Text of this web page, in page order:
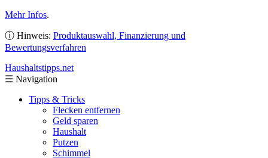
Mehr Infos.
ⓘ Hinweis: Produktauswahl, Finanzierung und
Bewertungsverfahren
Haushaltstipps.net
☰ Navigation
Tipps & Tricks
Flecken entfernen
Geld sparen
Haushalt
Putzen
Schimmel